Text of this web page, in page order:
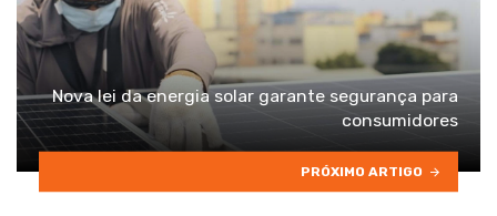
Nova lei da energia solar garante segurança para
consumidores
PRÓXIMO ARTIGO